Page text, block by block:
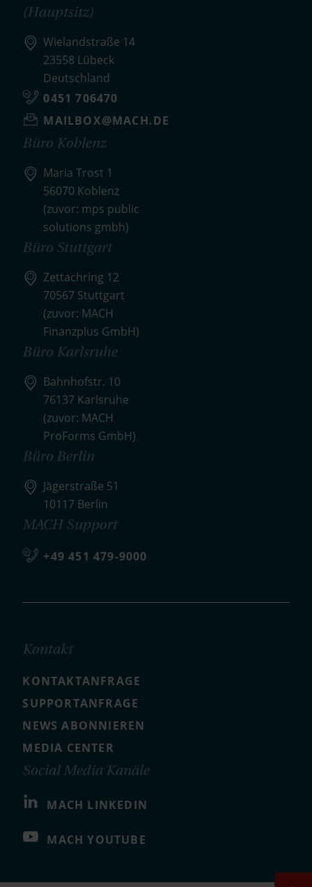
(Hauptsitz)
Wielandstraße 14
23558 Lübeck
Deutschland
0451 706470
MAILBOX@MACH.DE
Büro Koblenz
Maria Trost 1
56070 Koblenz
(zuvor: mps public
solutions gmbh)
Büro Stuttgart
Zettachring 12
70567 Stuttgart
(zuvor: MACH
Finanzplus GmbH)
Büro Karlsruhe
Bahnhofstr. 10
76137 Karlsruhe
(zuvor: MACH
ProForms GmbH)
Büro Berlin
Jägerstraße 51
10117 Berlin
MACH Support
+49 451 479-9000
Kontakt
KONTAKTANFRAGE
SUPPORTANFRAGE
NEWS ABONNIEREN
MEDIA CENTER
Social Media Kanäle
MACH LINKEDIN
MACH YOUTUBE